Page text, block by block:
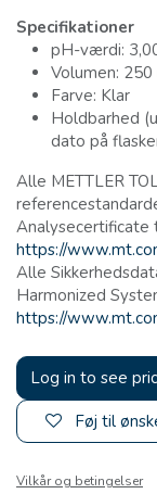
Specifikationer
pH-værdi:
Volumen:
Farve: Klar
Holdbarhed
dato på
Alle METTLER
https://
Alle
Harmonized
https://
Log in to see
Føj til
Vilkår og betingelser